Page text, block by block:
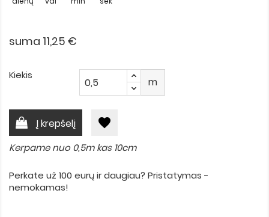
suma 11,25 €
Kiekis
m
Į krepšelį favorite
Kerpame nuo 0,5m kas 10cm
Perkate už 100 eurų ir daugiau? Pristatymas -
nemokamas!